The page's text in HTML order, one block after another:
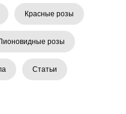
Красные розы
розы
Статьи